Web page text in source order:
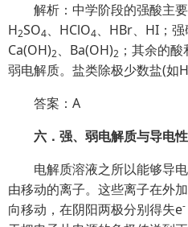
解析：中学阶段的强酸主
H2SO4、HClO4、HBr、HI；强
Ca(OH)2、Ba(OH)2 ；其余的
弱电解质。盐类除极少数盐(如
答案：A
六．强、弱电解质与导电
电解质溶液之所以能够导
由移动的离子。这些离子在外
向移动，在阴阳两极分别得失e-